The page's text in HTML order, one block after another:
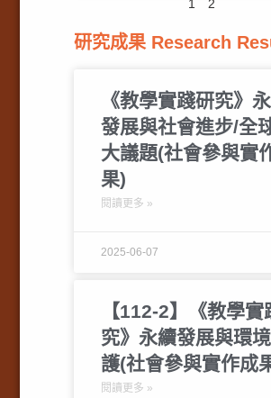
1 2
研究成果 Research
《教學實踐研究》
發展與社會進步/全
大議題(社會參與實
果)
閱讀更多 »
2025-06-07
【112-2】《教學實
究》永續發展與環
護(社會參與實作成
閱讀更多 »